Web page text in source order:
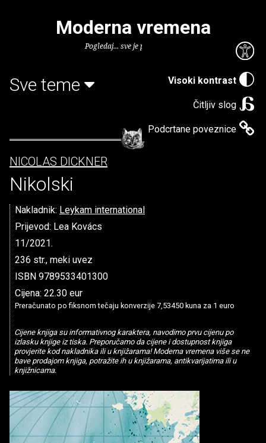
Visoki kontrast
Čitljiv slog
Podcrtane poveznice
Moderna vremena
Pogledaj... sve je puno knjiga.
Sve teme
NICOLAS DICKNER
Nikolski
Nakladnik: Leykam international
Prijevod: Lea Kovács
11/2021.
236 str., meki uvez
ISBN 9789533401300
Cijena: 22.30 eur
Preračunato po fiksnom tečaju konverzije 7,53450 kuna za 1 euro
Cijene knjiga su informativnog karaktera, navodimo prvu cijenu po
izlasku knjige iz tiska. Preporučamo da cijene i dostupnost knjiga
provjerite kod nakladnika ili u knjižarama! Moderna vremena više se ne
bave prodajom knjiga, potražite ih u knjižarama, antikvarijatima ili u
knjižnicama.